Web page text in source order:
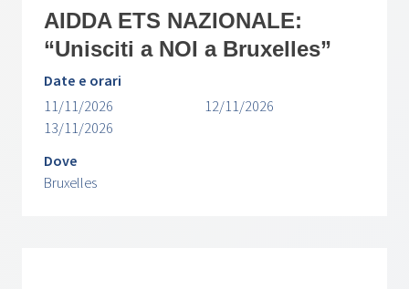
AIDDA ETS NAZIONALE:
“Unisciti a NOI a Bruxelles”
Date e orari
11/11/2026
12/11/2026
13/11/2026
Dove
Bruxelles